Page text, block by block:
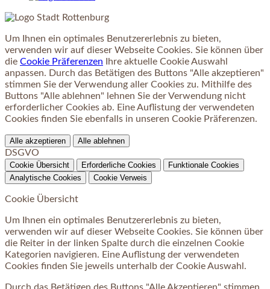
Um Ihnen ein optimales Benutzererlebnis zu bieten,
verwenden wir auf dieser Webseite Cookies. Sie können über
die Cookie Präferenzen Ihre aktuelle Cookie Auswahl
anpassen. Durch das Betätigen des Buttons "Alle akzeptieren"
stimmen Sie der Verwendung aller Cookies zu. Mithilfe des
Buttons "Alle ablehnen" lehnen Sie der Verwendung nicht
erforderlicher Cookies ab. Eine Auflistung der verwendeten
Cookies finden Sie ebenfalls in unseren Cookie Präferenzen.
Alle akzeptieren Alle ablehnen
DSGVO
Cookie Übersicht Erforderliche Cookies
Funktionale Cookies
Analytische Cookies
Cookie Verweis
Cookie Übersicht
Um Ihnen ein optimales Benutzererlebnis zu bieten,
verwenden wir auf dieser Webseite Cookies. Sie können über
die Reiter in der linken Spalte durch die einzelnen Cookie
Kategorien navigieren. Eine Auflistung der verwendeten
Cookies finden Sie jeweils unterhalb der Cookie Auswahl.
Durch das Betätigen des Buttons "Alle Akzeptieren" stimmen